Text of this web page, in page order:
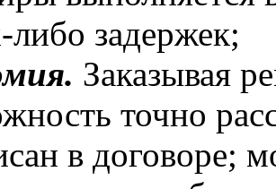
либо задержек;
Заказывая
точно
в договоре;